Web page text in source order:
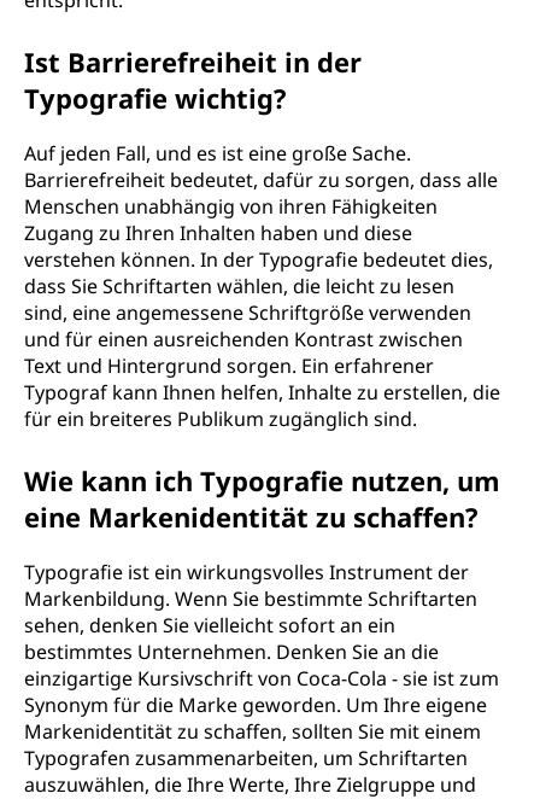
Ist Barrierefreiheit in der
Typografie wichtig?
Auf jeden Fall, und es ist eine große Sache.
Barrierefreiheit bedeutet, dafür zu sorgen, dass alle
Menschen unabhängig von ihren Fähigkeiten
Zugang zu Ihren Inhalten haben und diese
verstehen können. In der Typografie bedeutet dies,
dass Sie Schriftarten wählen, die leicht zu lesen
sind, eine angemessene Schriftgröße verwenden
und für einen ausreichenden Kontrast zwischen
Text und Hintergrund sorgen. Ein erfahrener
Typograf kann Ihnen helfen, Inhalte zu erstellen, die
für ein breiteres Publikum zugänglich sind.
Wie kann ich Typografie nutzen, um
eine Markenidentität zu schaffen?
Typografie ist ein wirkungsvolles Instrument der
Markenbildung. Wenn Sie bestimmte Schriftarten
sehen, denken Sie vielleicht sofort an ein
bestimmtes Unternehmen. Denken Sie an die
einzigartige Kursivschrift von Coca-Cola - sie ist zum
Synonym für die Marke geworden. Um Ihre eigene
Markenidentität zu schaffen, sollten Sie mit einem
Typografen zusammenarbeiten, um Schriftarten
auszuwählen, die Ihre Werte, Ihre Zielgruppe und